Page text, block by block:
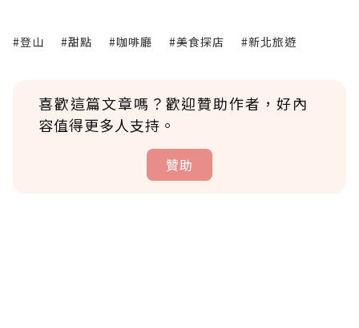
#登山 #甜點 #咖啡廳 #美食探店 #新北旅遊
喜歡這篇文章嗎？歡迎贊助作者，好內
容值得更多人支持。
贊助